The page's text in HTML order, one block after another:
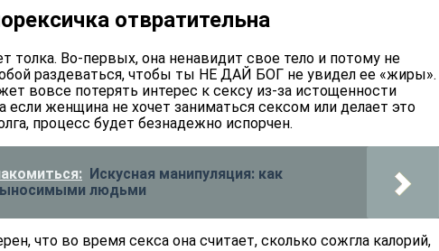
отвратительна
толка. Во-первых, она ненавидит свое тело и потому не
раздеваться, чтобы ты НЕ ДАЙ БОГ не увидел ее «жиры».
вовсе потерять интерес к сексу из-за истощенности
если женщина не хочет заниматься сексом или делает это
процесс будет безнадежно испорчен.
Искусная манипуляция: как
людьми
что во время секса она считает, сколько сожгла калорий,